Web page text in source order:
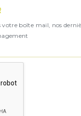
votre boîte mail, nos